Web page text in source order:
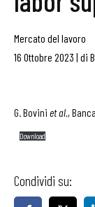
Mercato del lavoro
16 Ottobre 2023 | di
G. Bovini et al.,
Download
Condividi su: